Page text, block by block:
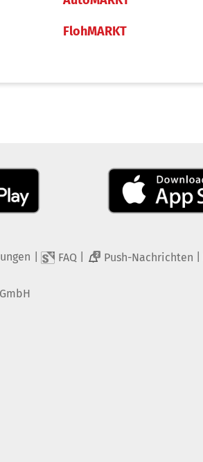
FlohMARKT
FAQ 2 Push-Nachrichten